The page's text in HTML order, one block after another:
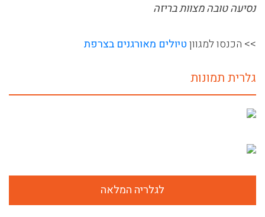
נסיעה טובה מצוות בריזה
>> הכנסו למגווןטיולים מאורגנים בצרפת
גלרית תמונות
לגלריה המלאה